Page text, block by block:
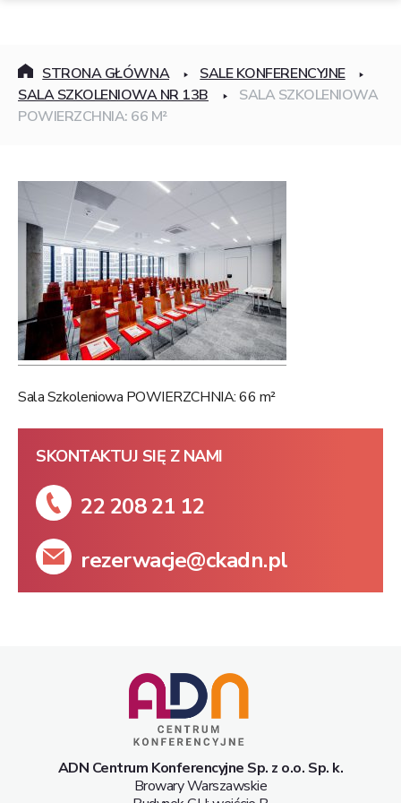
STRONA GŁÓWNA
SALE KONFERENCYJNE
SALA SZKOLENIOWA NR 13B
SALA SZKOLENIOWA
POWIERZCHNIA: 66 M²
Sala Szkoleniowa POWIERZCHNIA: 66 m²
SKONTAKTUJ SIĘ Z NAMI
22 208 21 12
rezerwacje@ckadn.pl
ADN Centrum Konferencyjne Sp. z o.o. Sp. k.
Browary Warszawskie